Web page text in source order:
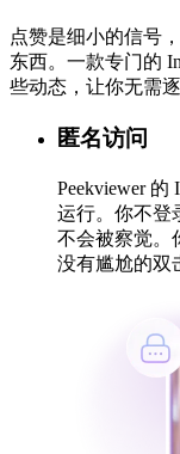
点赞是细小的信号
东西。一款专门的
些动态，让你无需
匿名访问
Peekviewer 的
运行。你不登
不会被察觉。
没有尴尬的双